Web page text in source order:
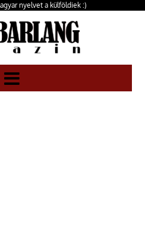
nyelvet a külföldiek :)